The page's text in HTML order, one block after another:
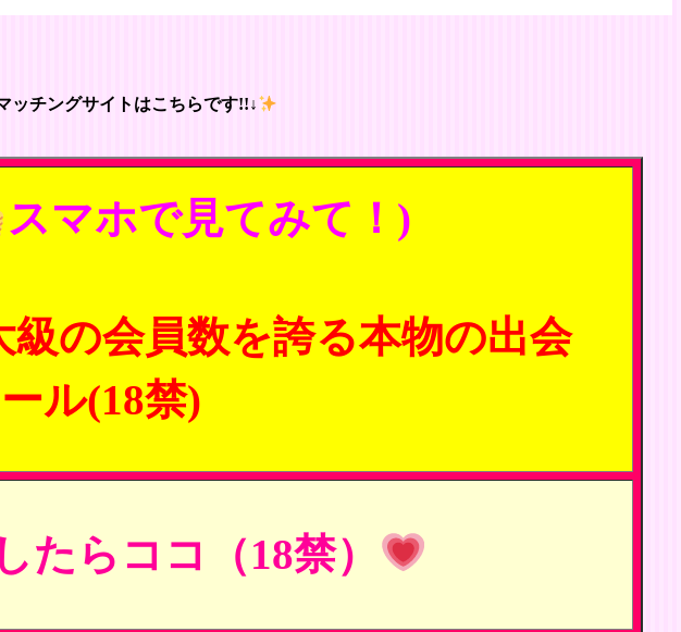
ッチングサイトはこちらです!!↓
スマホで見てみて！)
の会員数を誇る本物の出会
ル(18禁)
らココ（18禁）